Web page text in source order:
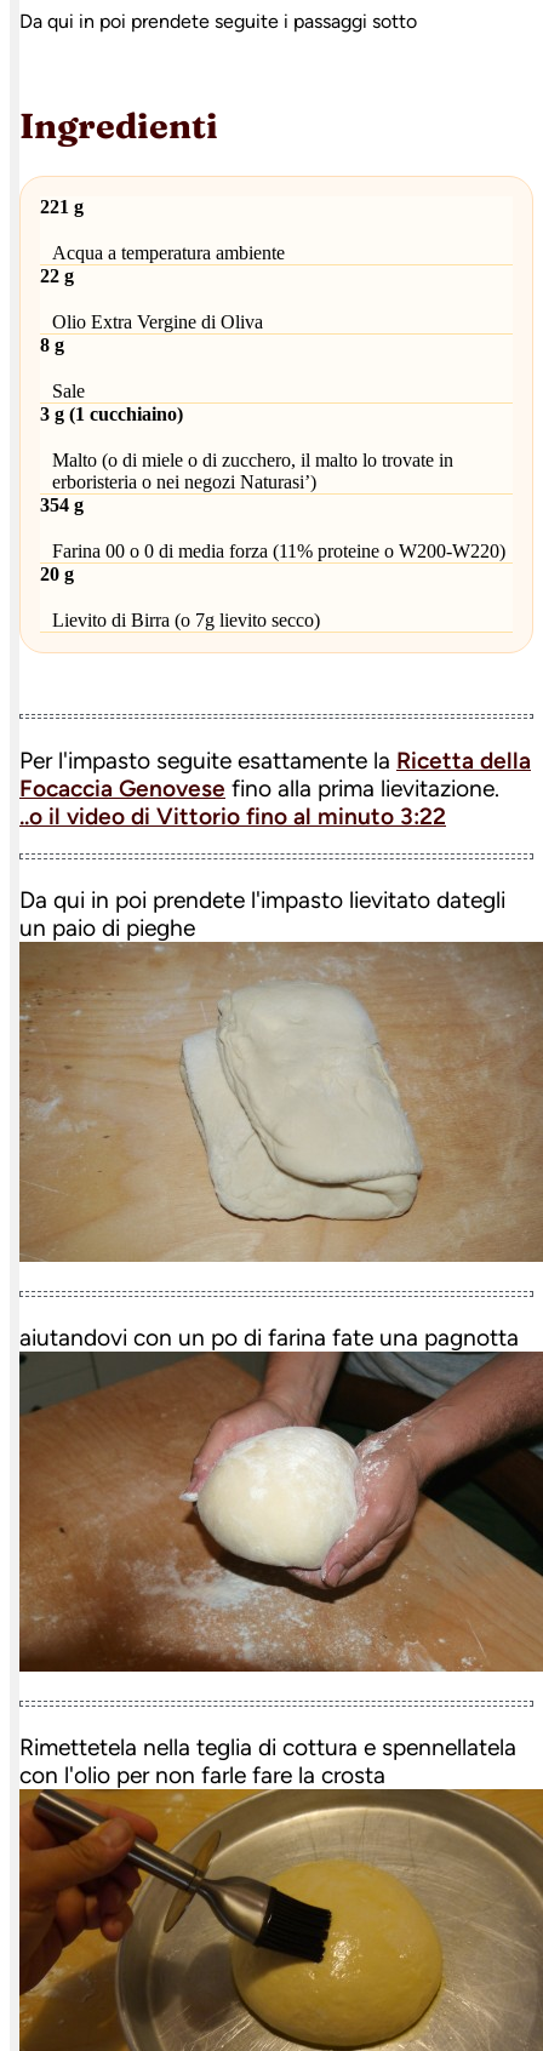
Da qui in poi prendete seguite i passaggi sotto
Ingredienti
221 g
Acqua a temperatura ambiente
22 g
Olio Extra Vergine di Oliva
8 g
Sale
3 g (1 cucchiaino)
Malto (o di miele o di zucchero, il malto lo trovate in
erboristeria o nei negozi Naturasi’)
354 g
Farina 00 o 0 di media forza (11% proteine o W200-W220)
20 g
Lievito di Birra (o 7g lievito secco)
Per l'impasto seguite esattamente la Ricetta della
Focaccia Genovese fino alla prima lievitazione.
..o il video di Vittorio fino al minuto 3:22
Da qui in poi prendete l'impasto lievitato dategli
un paio di pieghe
aiutandovi con un po di farina fate una pagnotta
Rimettetela nella teglia di cottura e spennellatela
con l'olio per non farle fare la crosta